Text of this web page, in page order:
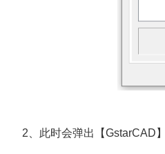
2、此时会弹出【GstarCAD